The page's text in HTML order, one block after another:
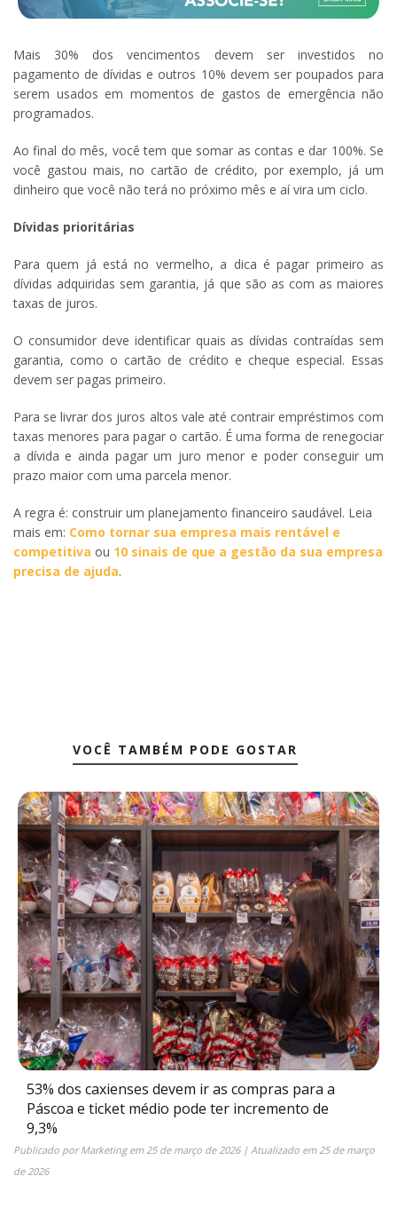
Mais 30% dos vencimentos devem ser investidos no
pagamento de dívidas e outros 10% devem ser poupados para
serem usados em momentos de gastos de emergência não
programados.
Ao final do mês, você tem que somar as contas e dar 100%. Se
você gastou mais, no cartão de crédito, por exemplo, já um
dinheiro que você não terá no próximo mês e aí vira um ciclo.
Dívidas prioritárias
Para quem já está no vermelho, a dica é pagar primeiro as
dívidas adquiridas sem garantia, já que são as com as maiores
taxas de juros.
O consumidor deve identificar quais as dívidas contraídas sem
garantia, como o cartão de crédito e cheque especial. Essas
devem ser pagas primeiro.
Para se livrar dos juros altos vale até contrair empréstimos com
taxas menores para pagar o cartão. É uma forma de renegociar
a dívida e ainda pagar um juro menor e poder conseguir um
prazo maior com uma parcela menor.
A regra é: construir um planejamento financeiro saudável. Leia
mais em: Como tornar sua empresa mais rentável e
competitiva ou 10 sinais de que a gestão da sua empresa
precisa de ajuda.
VOCÊ TAMBÉM PODE GOSTAR
53% dos caxienses devem ir as compras para a
Páscoa e ticket médio pode ter incremento de
9,3%
Publicado porMarketingem 25 de março de 2026| Atualizado em 25 de março
de 2026